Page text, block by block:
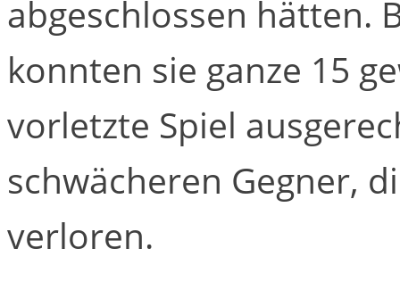
abgeschlossen hätten.
konnten sie ganze 15
vorletzte Spiel
schwächeren Gegner,
verloren.